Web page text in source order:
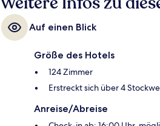
Auf einen Blick
Größe des Hotels
124 Zimmer
Erstreckt sich über 4
Anreise/Abreise